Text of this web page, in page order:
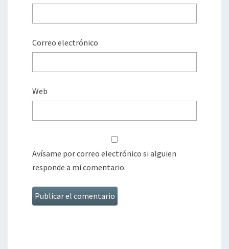
Correo electrónico
Web
Avísame por correo electrónico si alguien
responde a mi comentario.